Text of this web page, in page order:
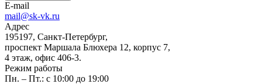
E-mail
mail@sk-vk.ru
Адрес
195197, Санкт-Петербург,
проспект Маршала Блюхера 12, корпус 7,
4 этаж, офис 406-3.
Режим работы
Пн. – Пт.: с 10:00 до 19:00